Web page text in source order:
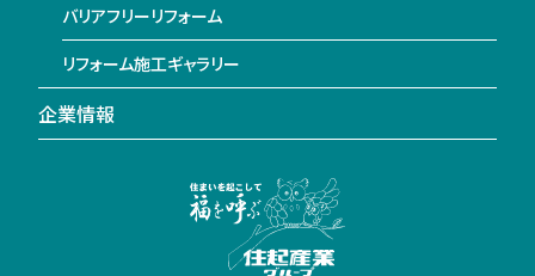
バリアフリーリフォーム
リフォーム施工ギャラリー
企業情報